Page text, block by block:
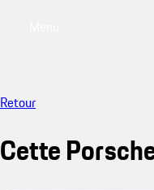
Retour
Cette